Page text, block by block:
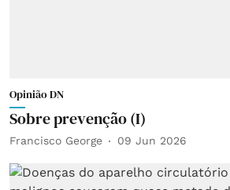
Opinião DN
Sobre prevenção (I)
Francisco George 09 Jun 2026